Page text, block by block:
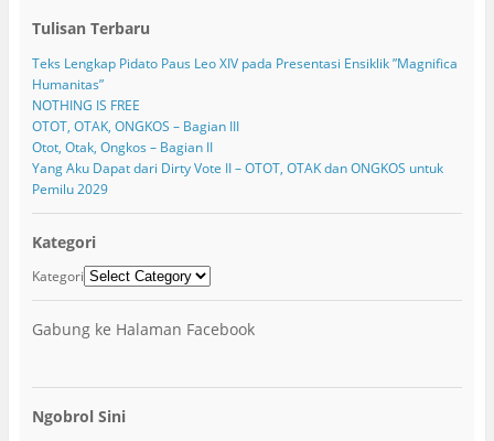
Tulisan Terbaru
Teks Lengkap Pidato Paus Leo XIV pada Presentasi Ensiklik ”Magnifica
Humanitas”
NOTHING IS FREE
OTOT, OTAK, ONGKOS – Bagian III
Otot, Otak, Ongkos – Bagian II
Yang Aku Dapat dari Dirty Vote II – OTOT, OTAK dan ONGKOS untuk
Pemilu 2029
Kategori
Kategori
Gabung ke Halaman Facebook
Ngobrol Sini